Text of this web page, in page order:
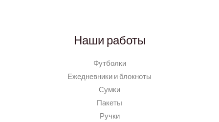
Наши работы
Футболки
Ежедневники и блокноты
Сумки
Пакеты
Ручки